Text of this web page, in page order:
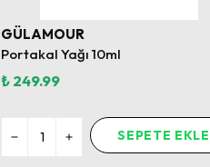
GÜLAMOUR
Portakal Yağı 10ml
₺ 249.99
SEPETE EKLE